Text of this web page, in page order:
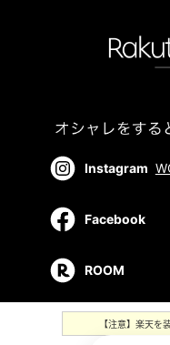
Instagram
Facebook
ROOM
【注意】楽天を